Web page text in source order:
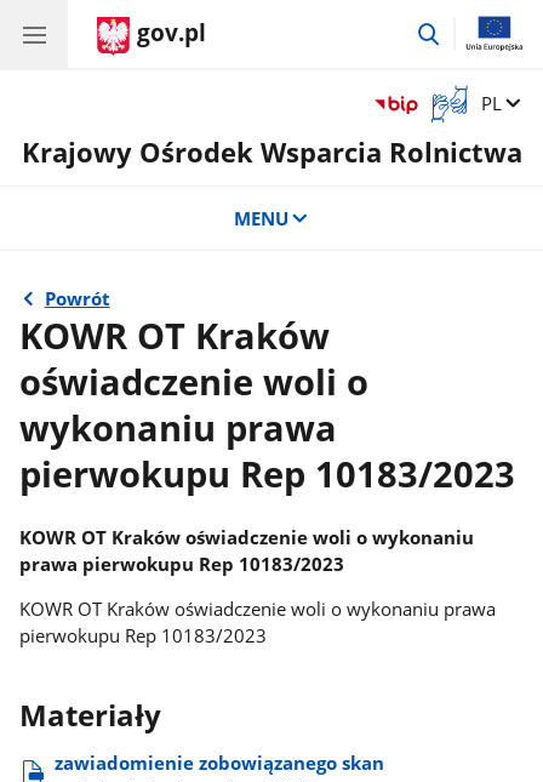
gov.pl
przejdź
Otwórz
okno
z
Zmień
PL
Krajowy Ośrodek Wsparcia Rolnictwa
MENU
Powrót
KOWR OT Kraków
oświadczenie woli o
wykonaniu prawa
pierwokupu Rep 10183/2023
KOWR OT Kraków oświadczenie woli o wykonaniu
prawa pierwokupu Rep 10183/2023
KOWR OT Kraków oświadczenie woli o wykonaniu prawa
pierwokupu Rep 10183/2023
Materiały
zawiadomienie zobowiązanego skan